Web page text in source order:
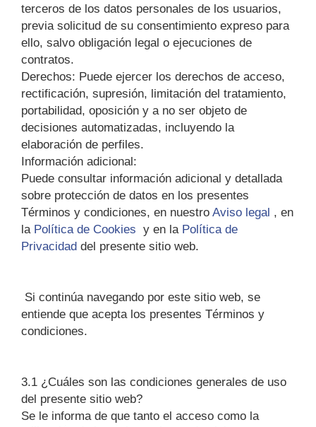
terceros de los datos personales de los usuarios,
previa solicitud de su consentimiento expreso para
ello, salvo obligación legal o ejecuciones de
contratos.
Derechos: Puede ejercer los derechos de acceso,
rectificación, supresión, limitación del tratamiento,
portabilidad, oposición y a no ser objeto de
decisiones automatizadas, incluyendo la
elaboración de perfiles.
Información adicional:
Puede consultar información adicional y detallada
sobre protección de datos en los presentes
Términos y condiciones, en nuestro Aviso legal , en
la Política de Cookies y en la Política de
Privacidad del presente sitio web.
Si continúa navegando por este sitio web, se
entiende que acepta los presentes Términos y
condiciones.
3.1 ¿Cuáles son las condiciones generales de uso
del presente sitio web?
Se le informa de que tanto el acceso como la